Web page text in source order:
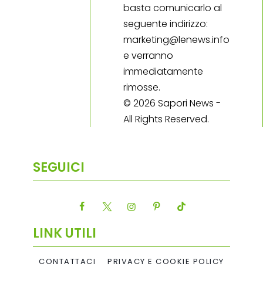
basta comunicarlo al
seguente indirizzo:
marketing@lenews.info
e verranno
immediatamente
rimosse.
© 2026 Sapori News -
All Rights Reserved.
SEGUICI
LINK UTILI
CONTATTACI PRIVACY E COOKIE POLICY